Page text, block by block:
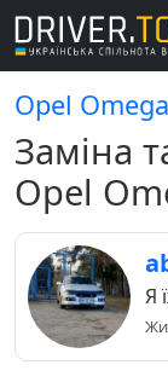
Opel
Заміна
Opel
Я